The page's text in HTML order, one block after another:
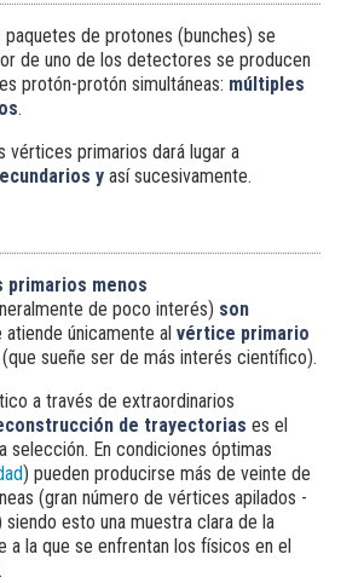
paquetes de protones (bunches) se
de uno de los detectores se producen
protón-protón simultáneas: múltiples
.
vértices primarios dará lugar a
y así sucesivamente.
primarios menos
de poco interés) son
atiende únicamente al vértice primario
(que sueñe ser de más interés científico).
a través de extraordinarios
de trayectorias es el
selección. En condiciones óptimas
) pueden producirse más de veinte de
(gran número de vértices apilados -
siendo esto una muestra clara de la
a la que se enfrentan los físicos en el